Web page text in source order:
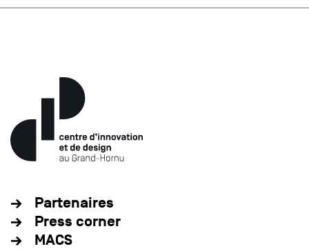
Partenaires
Press corner
MACS